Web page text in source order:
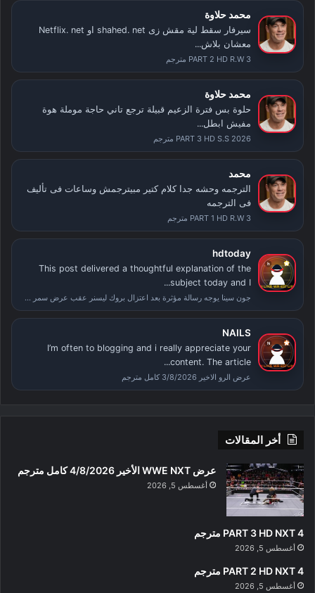
محمد حلاوة
سيرفار سقط لية مقش زى shahed. net او Netflix. net
معشان بلاش...
PART 2 HD R.W 3 مترجم
محمد حلاوة
حلوة بس فترة الزعيم قبيلة ترجع تاني حاجة موملة هوة
مفيش ابطل...
PART 3 HD S.S 2026 مترجم
محمد
الترجمه وحشه جدا كلام كتير مبيترجمش وساعات فى تأليف
فى الترجمه
PART 1 HD R.W 3 مترجم
hdtoday
This post delivered a thoughtful explanation of the
subject today and I...
جون سينا يوجه رسالة مؤثرة بعد اعتزال بروك ليسنر عقب عرض سمر سلام
NAILS
I’m often to blogging and i really appreciate your
content. The article...
عرض الرو الاخير 3/8/2026 كامل مترجم
أخر المقالات
عرض WWE NXT الأخير 4/8/2026 كامل مترجم
أغسطس 5, 2026
PART 3 HD NXT 4 مترجم
أغسطس 5, 2026
PART 2 HD NXT 4 مترجم
أغسطس 5, 2026